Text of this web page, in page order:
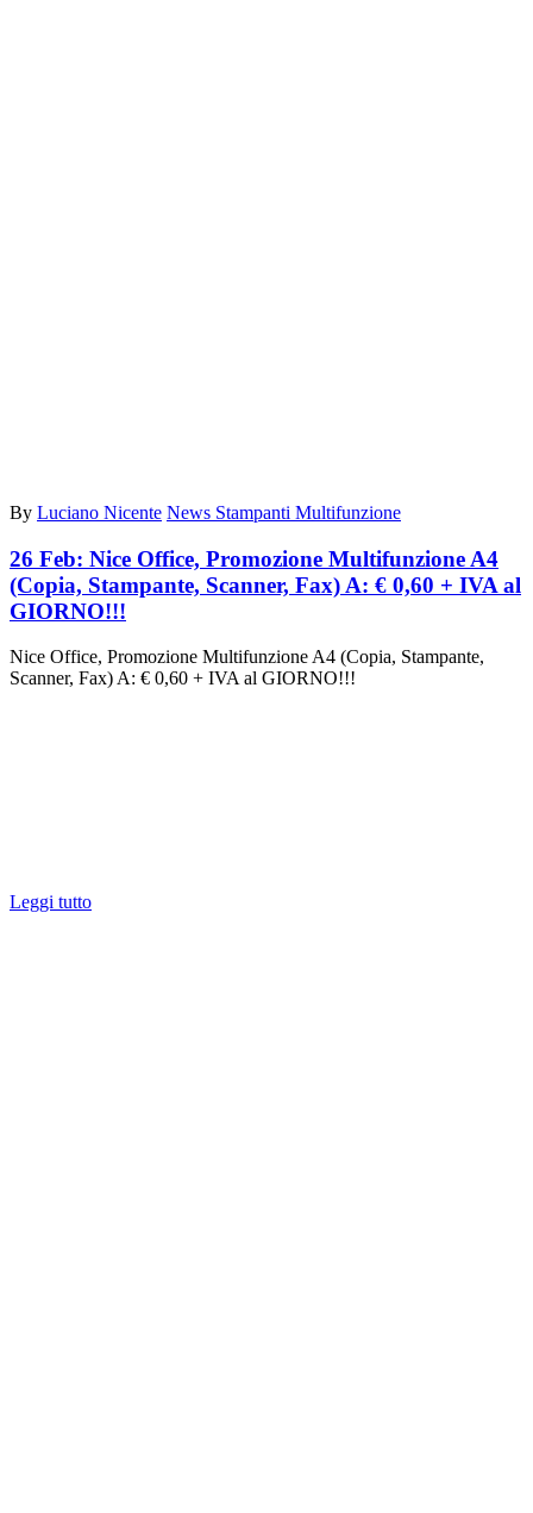
By Luciano Nicente News Stampanti Multifunzione
26 Feb: Nice Office, Promozione Multifunzione A4
(Copia, Stampante, Scanner, Fax) A: € 0,60 + IVA al
GIORNO!!!
Nice Office, Promozione Multifunzione A4 (Copia, Stampante,
Scanner, Fax) A: € 0,60 + IVA al GIORNO!!!
Leggi tutto